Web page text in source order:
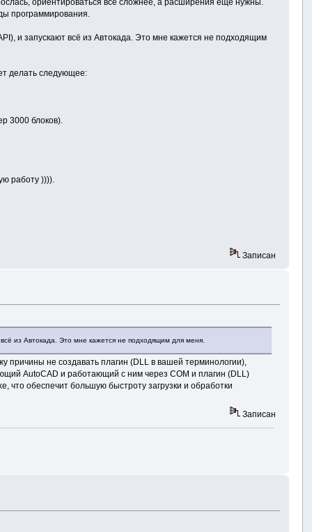
программирования.
и запускают всё из Автокада. Это мне кажется не подходящим
делать следующее:
3000 блоков).
работу )))).
Записан
из Автокада. Это мне кажется не подходящим для меня.
причины не создавать плагин (DLL в вашей терминологии),
AutoCAD и работающий с ним через COM и плагин (DLL)
что обеспечит большую быстроту загрузки и обработки
Записан